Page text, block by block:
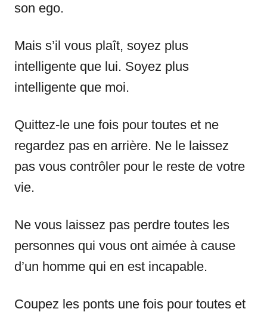
son ego.
Mais s’il vous plaît, soyez plus
intelligente que lui. Soyez plus
intelligente que moi.
Quittez-le une fois pour toutes et ne
regardez pas en arrière. Ne le laissez
pas vous contrôler pour le reste de votre
vie.
Ne vous laissez pas perdre toutes les
personnes qui vous ont aimée à cause
d’un homme qui en est incapable.
Coupez les ponts une fois pour toutes et